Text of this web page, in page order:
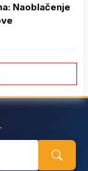
Naoblačenje